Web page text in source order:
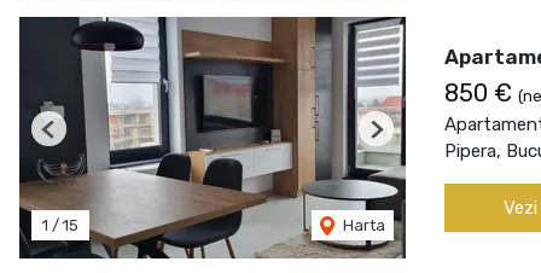
1 / 15 Harta
Previous Next
850 €
Pipera,